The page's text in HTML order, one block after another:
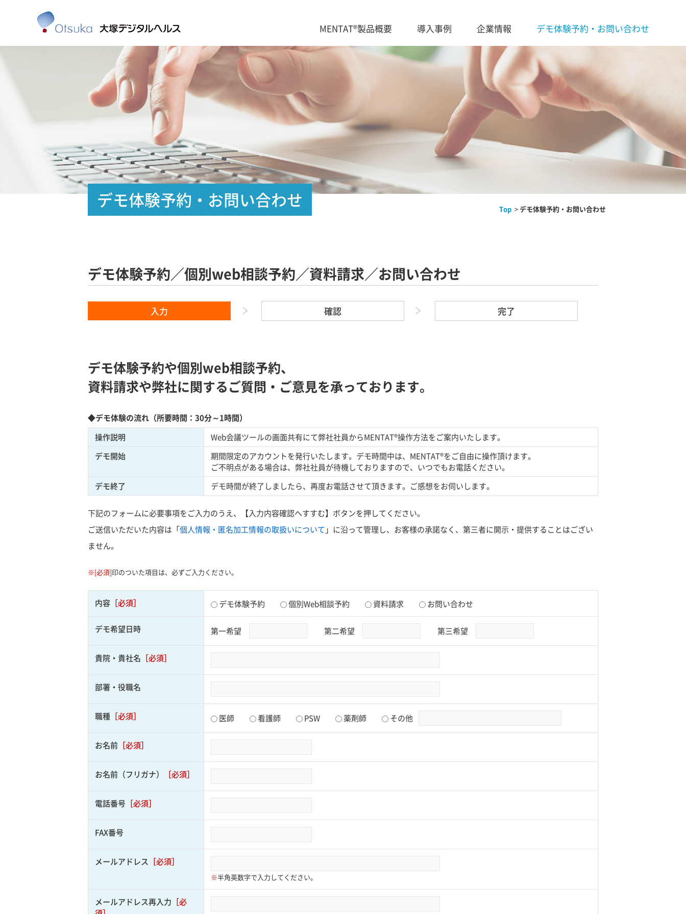
MENTAT®製品概要 導入事例 企業情報 デモ体験予約・お問い合わせ
デモ体験予約・お問い合わせ Top デモ体験予約・お問い合わせ
デモ体験予約／個別web相談予約／資料請求／お問い合わせ
入力 確認 完了
デモ体験予約や個別web相談予約、
資料請求や弊社に関するご質問・ご意見を承っております。
◆デモ体験の流れ（所要時間：30分～1時間）
操作説明
Web会議ツールの画面共有にて弊社社員からMENTAT®操作方法をご案内いたします。
デモ開始
期間限定のアカウントを発行いたします。デモ時間中は、MENTAT®をご自由に操作頂けます。
ご不明点がある場合は、弊社社員が待機しておりますので、いつでもお電話ください。
デモ終了
デモ時間が終了しましたら、再度お電話させて頂きます。ご感想をお伺いします。
下記のフォームに必要事項をご入力のうえ、【入力内容確認へすすむ】ボタンを押してください。
ご送信いただいた内容は「個人情報・匿名加工情報の取扱いについて 」に沿って管理し、お客様の承諾なく、第三者に開示・提供することはござい
ません。
※[必須]印のついた項目は、必ずご入力ください。
内容 ［必須］ デモ体験予約 個別Web相談予約 資料請求 お問い合わせ
デモ希望日時 第一希望 第二希望 第三希望
貴院・貴社名 ［必須］
部署・役職名
職種 ［必須］ 医師 看護師 PSW 薬剤師 その他
お名前 ［必須］
お名前（フリガナ） ［必須］
電話番号 ［必須］
FAX番号
メールアドレス ［必須］
※半角英数字で入力してください。
メールアドレス再入力 ［必